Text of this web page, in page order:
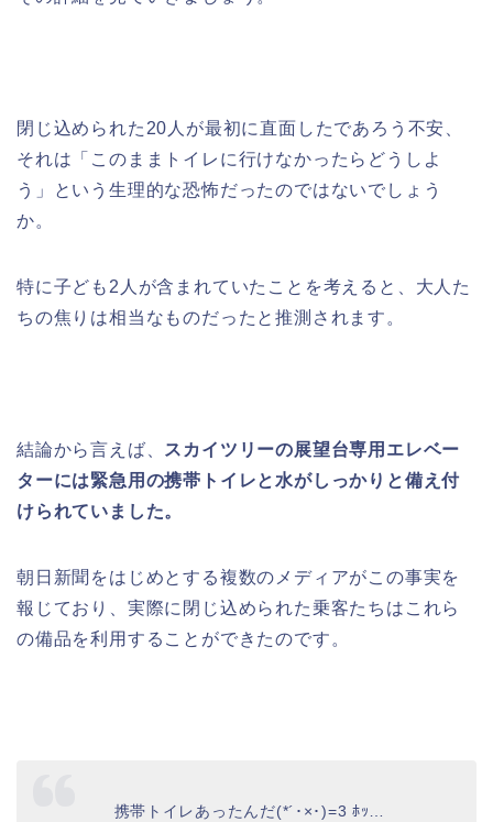
閉じ込められた20人が最初に直面したであろう不安、
それは「このままトイレに行けなかったらどうしよ
う」という生理的な恐怖だったのではないでしょう
か。
特に子ども2人が含まれていたことを考えると、大人た
ちの焦りは相当なものだったと推測されます。
結論から言えば、 スカイツリーの展望台専用エレベー
ターには緊急用の携帯トイレと水がしっかりと備え付
けられていました。
朝日新聞をはじめとする複数のメディアがこの事実を
報じており、実際に閉じ込められた乗客たちはこれら
の備品を利用することができたのです。
携帯トイレあったんだ(*´･×･)=3 ﾎｯ…